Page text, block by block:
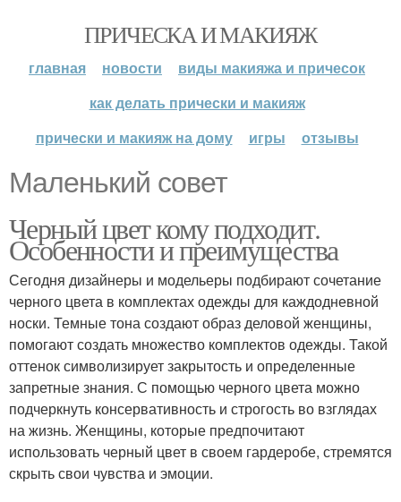
ПРИЧЕСКА И МАКИЯЖ
главная новости
виды макияжа и причесок
как делать прически и макияж
прически и макияж на дому
игры отзывы
Маленький совет
Черный цвет кому подходит.
Особенности и преимущества
Сегодня дизайнеры и модельеры подбирают сочетание
черного цвета в комплектах одежды для каждодневной
носки. Темные тона создают образ деловой женщины,
помогают создать множество комплектов одежды. Такой
оттенок символизирует закрытость и определенные
запретные знания. С помощью черного цвета можно
подчеркнуть консервативность и строгость во взглядах
на жизнь. Женщины, которые предпочитают
использовать черный цвет в своем гардеробе, стремятся
скрыть свои чувства и эмоции.